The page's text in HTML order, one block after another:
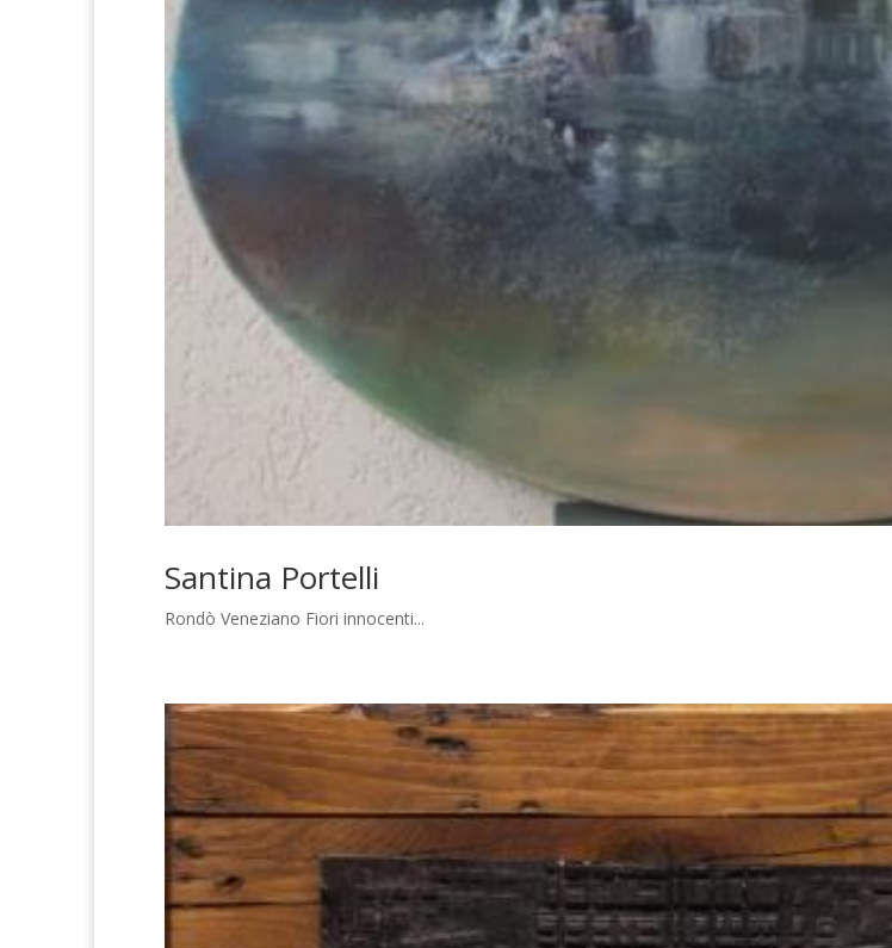
Santina Portelli
Rondò Veneziano Fiori innocenti...